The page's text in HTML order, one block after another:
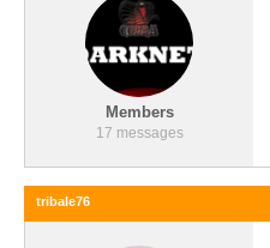
Members
17 messages
tribale76